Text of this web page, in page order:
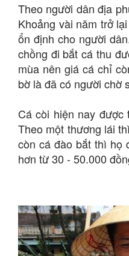
Theo người dân địa
Khoảng vài năm trở
ổn định cho người
chồng đi bắt cá thu
mùa nên giá cá chỉ
bờ là đã có người chờ
Cá còi hiện nay được
Theo một thương lái
còn cá đào bắt thì họ
hơn từ 30 - 50.000